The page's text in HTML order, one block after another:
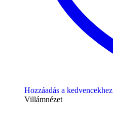
Hozzáadás a kedvencekhez
Villámnézet